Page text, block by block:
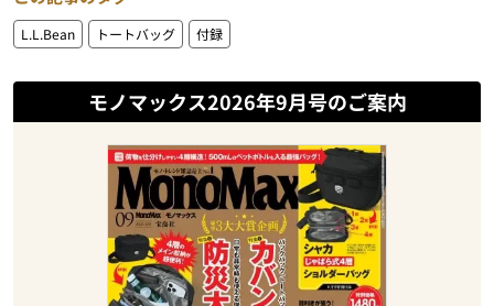
L.L.Bean トートバッグ 付録
モノマックス2026年9月号のご案内